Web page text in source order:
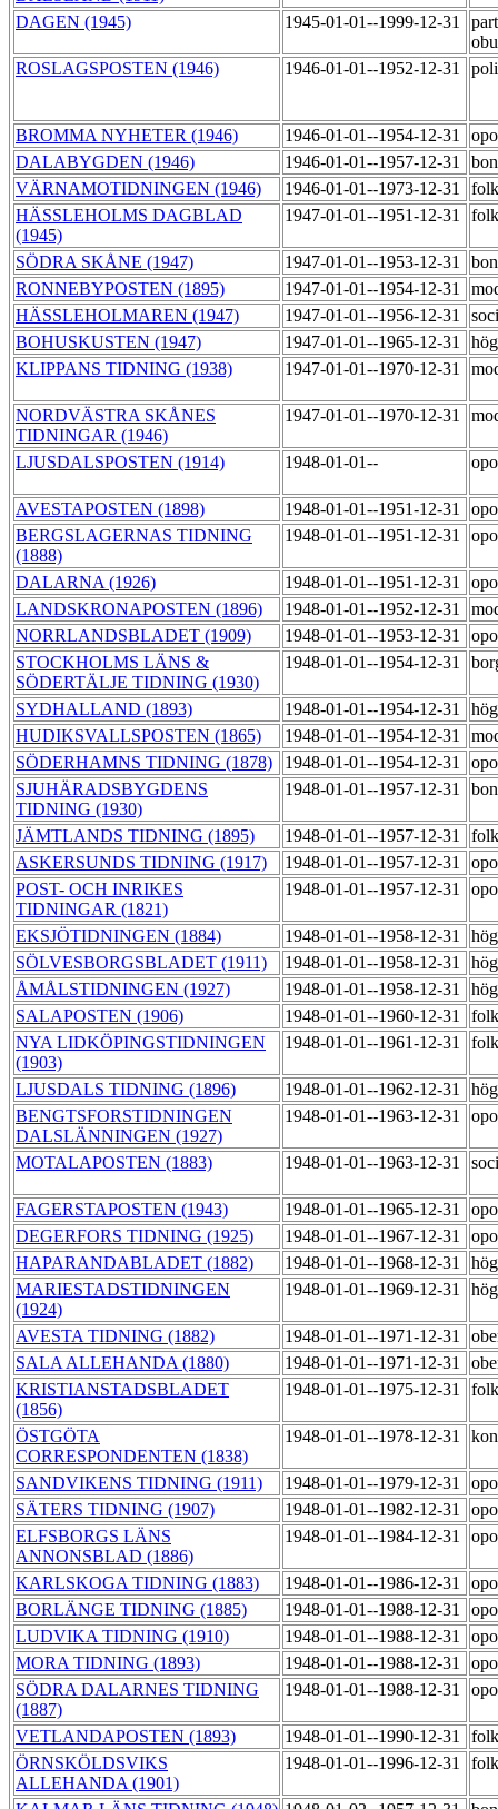
DAGEN (1945)
1945-01-01--1999-12-31
ROSLAGSPOSTEN (1946)
1946-01-01--1952-12-31
BROMMA NYHETER (1946) 1946-01-01--1954-12-31
DALABYGDEN (1946)
1946-01-01--1957-12-31
VÄRNAMOTIDNINGEN (1946)
1946-01-01--1973-12-31
HÄSSLEHOLMS DAGBLAD
(1945)
1947-01-01--1951-12-31
SÖDRA SKÅNE (1947) 1947-01-01--1953-12-31
RONNEBYPOSTEN (1895)
1947-01-01--1954-12-31
HÄSSLEHOLMAREN (1947)
1947-01-01--1956-12-31
BOHUSKUSTEN (1947)
1947-01-01--1965-12-31
KLIPPANS TIDNING (1938)
1947-01-01--1970-12-31
NORDVÄSTRA SKÅNES
TIDNINGAR (1946)
1947-01-01--1970-12-31
LJUSDALSPOSTEN (1914) 1948-01-01--
AVESTAPOSTEN (1898) 1948-01-01--1951-12-31
BERGSLAGERNAS TIDNING
(1888)
1948-01-01--1951-12-31
DALARNA (1926) 1948-01-01--1951-12-31
LANDSKRONAPOSTEN (1896)
1948-01-01--1952-12-31
NORRLANDSBLADET (1909)
1948-01-01--1953-12-31
STOCKHOLMS LÄNS &
SÖDERTÄLJE TIDNING (1930)
1948-01-01--1954-12-31
SYDHALLAND (1893) 1948-01-01--1954-12-31
HUDIKSVALLSPOSTEN (1865)
1948-01-01--1954-12-31
SÖDERHAMNS TIDNING (1878)
1948-01-01--1954-12-31
SJUHÄRADSBYGDENS
TIDNING (1930)
1948-01-01--1957-12-31
JÄMTLANDS TIDNING (1895) 1948-01-01--1957-12-31
ASKERSUNDS TIDNING (1917)
1948-01-01--1957-12-31
POST- OCH INRIKES
TIDNINGAR (1821)
1948-01-01--1957-12-31
EKSJÖTIDNINGEN (1884) 1948-01-01--1958-12-31
SÖLVESBORGSBLADET (1911)
1948-01-01--1958-12-31
ÅMÅLSTIDNINGEN (1927)
1948-01-01--1958-12-31
SALAPOSTEN (1906)
1948-01-01--1960-12-31
NYA LIDKÖPINGSTIDNINGEN
(1903)
1948-01-01--1961-12-31
LJUSDALS TIDNING (1896) 1948-01-01--1962-12-31
BENGTSFORSTIDNINGEN
DALSLÄNNINGEN (1927)
1948-01-01--1963-12-31
MOTALAPOSTEN (1883) 1948-01-01--1963-12-31
FAGERSTAPOSTEN (1943) 1948-01-01--1965-12-31
DEGERFORS TIDNING (1925)
1948-01-01--1967-12-31
HAPARANDABLADET (1882)
1948-01-01--1968-12-31
MARIESTADSTIDNINGEN
(1924)
1948-01-01--1969-12-31
AVESTA TIDNING (1882) 1948-01-01--1971-12-31
SALA ALLEHANDA (1880)
1948-01-01--1971-12-31
KRISTIANSTADSBLADET
(1856)
1948-01-01--1975-12-31
ÖSTGÖTA
CORRESPONDENTEN (1838)
1948-01-01--1978-12-31
SANDVIKENS TIDNING (1911) 1948-01-01--1979-12-31
SÄTERS TIDNING (1907)
1948-01-01--1982-12-31
ELFSBORGS LÄNS
ANNONSBLAD (1886)
1948-01-01--1984-12-31
KARLSKOGA TIDNING (1883) 1948-01-01--1986-12-31
BORLÄNGE TIDNING (1885)
1948-01-01--1988-12-31
LUDVIKA TIDNING (1910)
1948-01-01--1988-12-31
MORA TIDNING (1893)
1948-01-01--1988-12-31
SÖDRA DALARNES TIDNING
(1887)
1948-01-01--1988-12-31
VETLANDAPOSTEN (1893) 1948-01-01--1990-12-31
ÖRNSKÖLDSVIKS
ALLEHANDA (1901)
1948-01-01--1996-12-31